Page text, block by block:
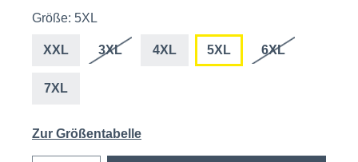
Größe: 5XL
XXL 3XL 4XL 5XL 6XL
7XL
Zur Größentabelle